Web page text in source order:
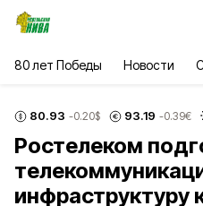
80 лет Победы Новости
80.93 -0.20$ 93.19 -0.39€
Ростелеком
инфраструктуру